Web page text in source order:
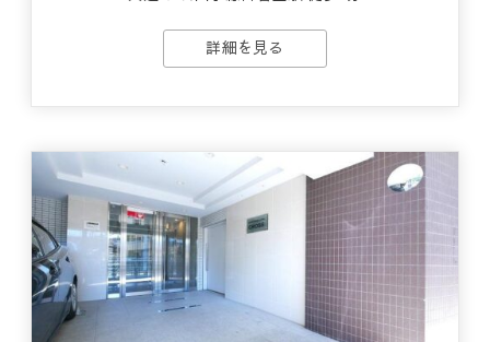
詳細を見る